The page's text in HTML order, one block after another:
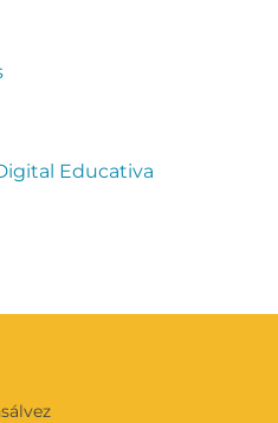
Educativa